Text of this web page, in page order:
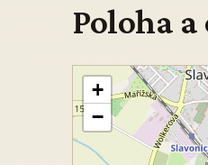
Poloha
+
−